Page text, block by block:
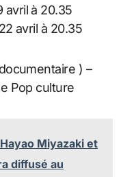
avril à 20.35
avril à 20.35
) –
Pop culture
Miyazaki et
diffusé au